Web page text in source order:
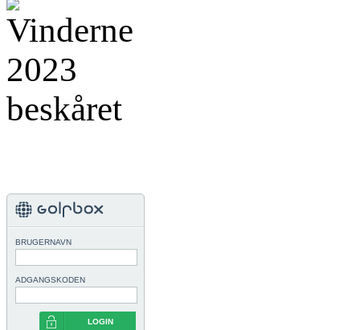
BRUGERNAVN
ADGANGSKODEN
LOGIN